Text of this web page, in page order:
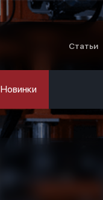
Статьи
Новинки